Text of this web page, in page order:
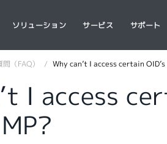
ソリューション サービス サポート
（FAQ） Why can’t I access certain
I access